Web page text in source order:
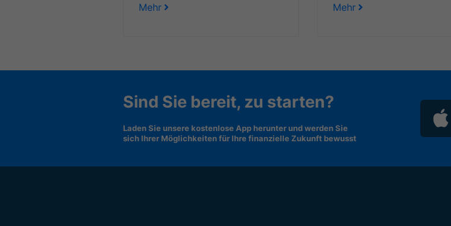
Mehr
Mehr
Sind Sie bereit, zu starten?
Laden Sie unsere kostenlose App herunter und werden Sie
sich Ihrer Möglichkeiten für Ihre finanzielle Zukunft bewusst